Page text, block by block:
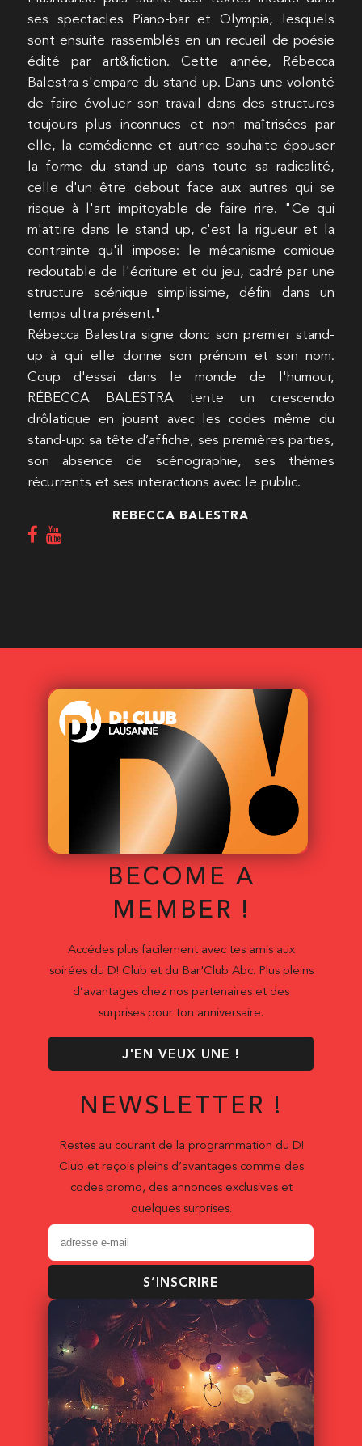
ses spectacles Piano-bar et Olympia, lesquels
sont ensuite rassemblés en un recueil de poésie
édité par art&fiction. Cette année, Rébecca
Balestra s'empare du stand-up. Dans une volonté
de faire évoluer son travail dans des structures
toujours plus inconnues et non maîtrisées par
elle, la comédienne et autrice souhaite épouser
la forme du stand-up dans toute sa radicalité,
celle d'un être debout face aux autres qui se
risque à l'art impitoyable de faire rire. "Ce qui
m'attire dans le stand up, c'est la rigueur et la
contrainte qu'il impose: le mécanisme comique
redoutable de l'écriture et du jeu, cadré par une
structure scénique simplissime, défini dans un
temps ultra présent."
Rébecca Balestra signe donc son premier stand-
up à qui elle donne son prénom et son nom.
Coup d'essai dans le monde de l'humour,
RÉBECCA BALESTRA tente un crescendo
drôlatique en jouant avec les codes même du
stand-up: sa tête d’affiche, ses premières parties,
son absence de scénographie, ses thèmes
récurrents et ses interactions avec le public.
REBECCA BALESTRA
BECOME A
MEMBER !
Accédes plus facilement avec tes amis aux
soirées du D! Club et du Bar'Club Abc. Plus pleins
d’avantages chez nos partenaires et des
surprises pour ton anniversaire.
J'EN VEUX UNE !
NEWSLETTER !
Restes au courant de la programmation du D!
Club et reçois pleins d’avantages comme des
codes promo, des annonces exclusives et
quelques surprises.
S’INSCRIRE